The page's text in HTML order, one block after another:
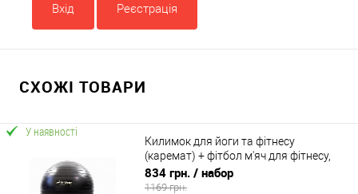
Вхід Реєстрація
СХОЖІ ТОВАРИ
У наявності
Килимок для йоги та фітнесу
(каремат) + фітбол м'яч для фітнесу,
вагітних 65 см OSPORT Set 91 (n-0121)
834 грн. / набор
1169 грн.